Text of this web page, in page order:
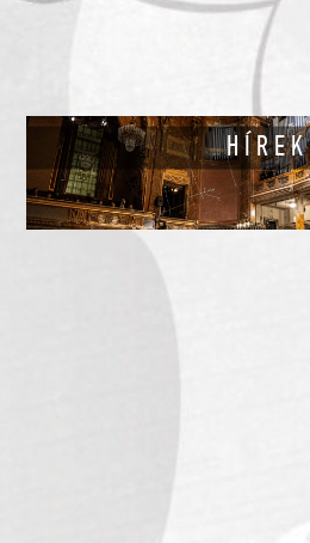
HÍREK